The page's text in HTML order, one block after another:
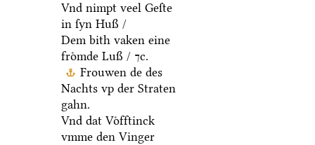
Vnd nimpt veel Geſte
in ſyn Huß /
Dem bith vaken eine
froͤmde Luß / ⁊c.
Frouwen de des
Nachts vp der Straten
gahn.
Vnd dat Voͤfftinck
vmme den Vinger